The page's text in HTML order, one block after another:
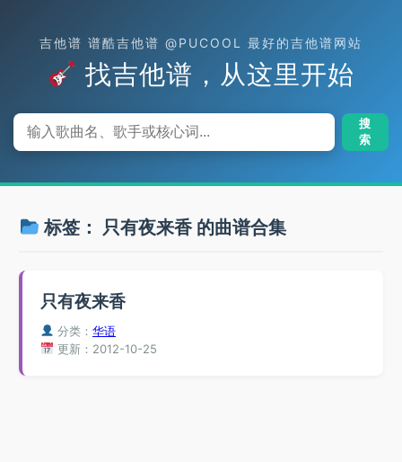
吉他谱 谱酷吉他谱 @PUCOOL 最好的吉他谱网站
找吉他谱，从这里开始
搜
索
标签： 只有夜来香的曲谱合集
只有夜来香
分类：华语
更新：2012-10-25